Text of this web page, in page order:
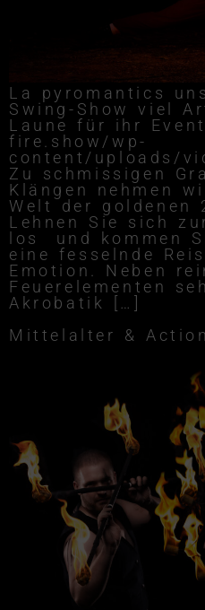
La pyromantics
Swing-Show viel
Laune für ihr
fire.show/wp-
content/uploads/
Zu schmissigen
Klängen nehmen
Welt der goldenen
Lehnen Sie sich
los und kommen
eine fesselnde
Emotion. Neben
Feuerelementen
Akrobatik […]
Mittelalter &